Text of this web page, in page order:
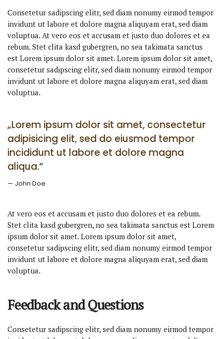
Consetetur sadipscing elitr, sed diam nonumy eirmod tempor
invidunt ut labore et dolore magna aliquyam erat, sed diam
voluptua. At vero eos et accusam et justo duo dolores et ea
rebum. Stet clita kasd gubergren, no sea takimata sanctus
est Lorem ipsum dolor sit amet. Lorem ipsum dolor sit amet,
consetetur sadipscing elitr, sed diam nonumy eirmod tempor
invidunt ut labore et dolore magna aliquyam erat, sed diam
voluptua.
„Lorem ipsum dolor sit amet, consectetur
adipisicing elit, sed do eiusmod tempor
incididunt ut labore et dolore magna
aliqua.“
John Doe
At vero eos et accusam et justo duo dolores et ea rebum.
Stet clita kasd gubergren, no sea takimata sanctus est Lorem
ipsum dolor sit amet. Lorem ipsum dolor sit amet,
consetetur sadipscing elitr, sed diam nonumy eirmod tempor
invidunt ut labore et dolore magna aliquyam erat, sed diam
voluptua.
Feedback and Questions
Consetetur sadipscing elitr, sed diam nonumy eirmod tempor